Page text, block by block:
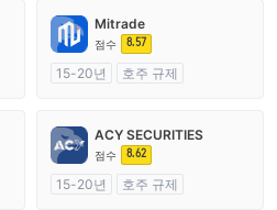
Mitrade
점수 8.57
15-20년
호주 규제
자체 연구개발
ACY SECURITIES
점수 8.62
15-20년
호주 규제